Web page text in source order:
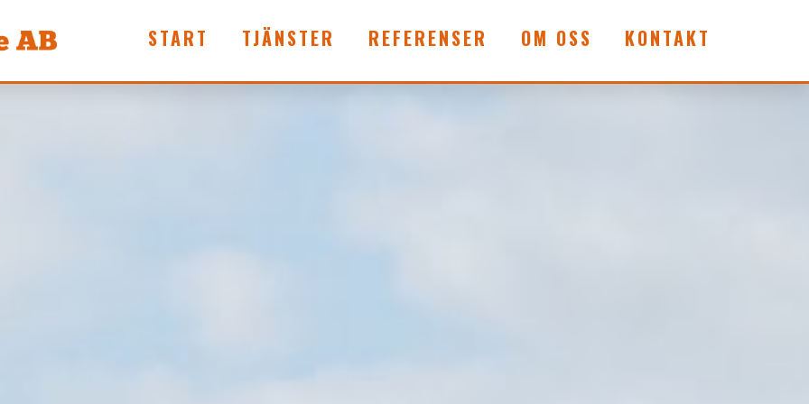
START TJÄNSTER REFERENSER OM OSS KONTAKT